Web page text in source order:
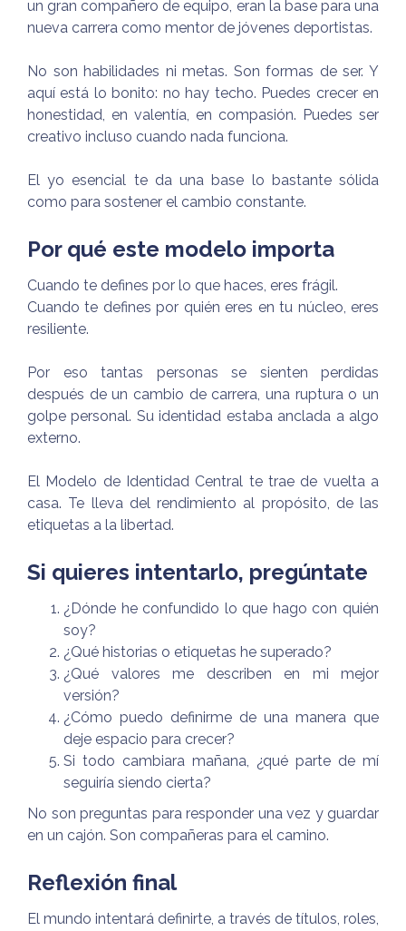
un gran compañero de equipo, eran la base para una
nueva carrera como mentor de jóvenes deportistas.
No son habilidades ni metas. Son formas de ser. Y
aquí está lo bonito: no hay techo. Puedes crecer en
honestidad, en valentía, en compasión. Puedes ser
creativo incluso cuando nada funciona.
El yo esencial te da una base lo bastante sólida
como para sostener el cambio constante.
Por qué este modelo importa
Cuando te defines por lo que haces, eres frágil.
Cuando te defines por quién eres en tu núcleo, eres
resiliente.
Por eso tantas personas se sienten perdidas
después de un cambio de carrera, una ruptura o un
golpe personal. Su identidad estaba anclada a algo
externo.
El Modelo de Identidad Central te trae de vuelta a
casa. Te lleva del rendimiento al propósito, de las
etiquetas a la libertad.
Si quieres intentarlo, pregúntate
¿Dónde he confundido lo que hago con quién
soy?
¿Qué historias o etiquetas he superado?
¿Qué valores me describen en mi mejor
versión?
¿Cómo puedo definirme de una manera que
deje espacio para crecer?
Si todo cambiara mañana, ¿qué parte de mí
seguiría siendo cierta?
No son preguntas para responder una vez y guardar
en un cajón. Son compañeras para el camino.
Reflexión final
El mundo intentará definirte, a través de títulos, roles,